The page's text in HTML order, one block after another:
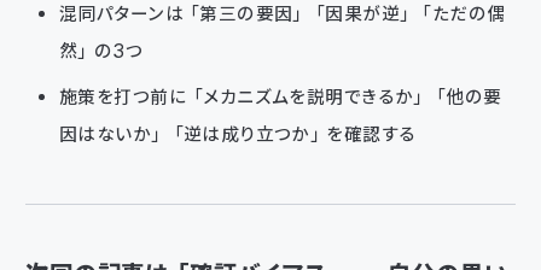
混同パターンは「第三の要因」「因果が逆」「ただの偶
然」の3つ
施策を打つ前に「メカニズムを説明できるか」「他の要
因はないか」「逆は成り立つか」を確認する